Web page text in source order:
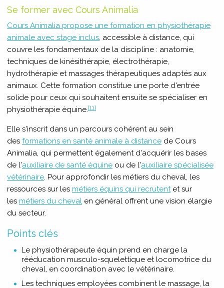
Se former avec Cours Animalia
Cours Animalia propose une formation en physiothérapie
animale avec stage inclus, accessible à distance, qui
couvre les fondamentaux de la discipline : anatomie,
techniques de kinésithérapie, électrothérapie,
hydrothérapie et massages thérapeutiques adaptés aux
animaux. Cette formation constitue une porte d'entrée
solide pour ceux qui souhaitent ensuite se spécialiser en
physiothérapie équine.[11]
Elle s'inscrit dans un parcours cohérent au sein
des formations en santé animale à distance de Cours
Animalia, qui permettent également d'acquérir les bases
de l'auxiliaire de santé équine ou de l'auxiliaire spécialisée
vétérinaire. Pour approfondir les métiers du cheval, les
ressources sur les métiers équins qui recrutentet sur
les métiers du cheval en général offrent une vision élargie
du secteur.
Points clés
Le physiothérapeute équin prend en charge la
rééducation musculo-squelettique et locomotrice du
cheval, en coordination avec le vétérinaire.
Les techniques employées combinent le massage, la